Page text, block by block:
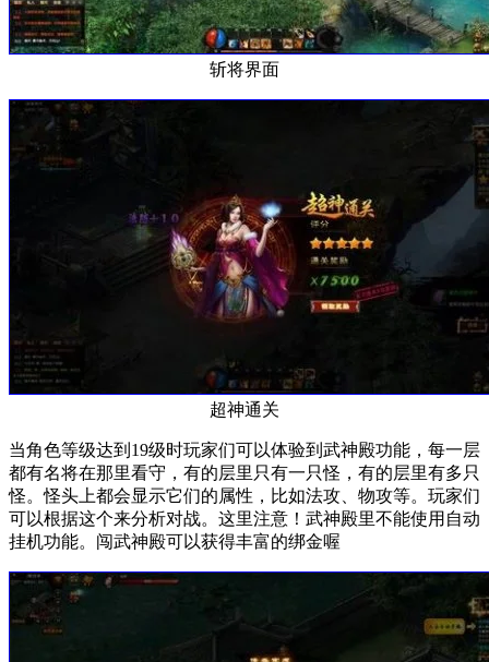
斩将界面
超神通关
当角色等级达到19级时玩家们可以体验到武神殿功能，每一层
都有名将在那里看守，有的层里只有一只怪，有的层里有多只
怪。怪头上都会显示它们的属性，比如法攻、物攻等。玩家们
可以根据这个来分析对战。这里注意！武神殿里不能使用自动
挂机功能。闯武神殿可以获得丰富的绑金喔